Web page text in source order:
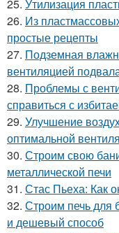
25. Утилизация
26. Из
простые рецепты
27. Подземная
вентиляцией
28. Проблемы с
справиться с
29. Улучшение
оптимальной
30. Строим свою
металлической печи
31. Стас Пьеха: Как
32. Строим печь для
и дешевый способ